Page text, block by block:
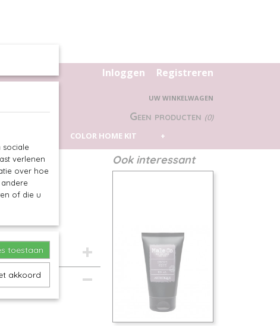
Inloggen Registreren
UW WINKELWAGEN
Geen producten (0)
COLOR HOME KIT +
Ook interessant
sociale
verlenen
over hoe
of die u
toestaan
akkoord